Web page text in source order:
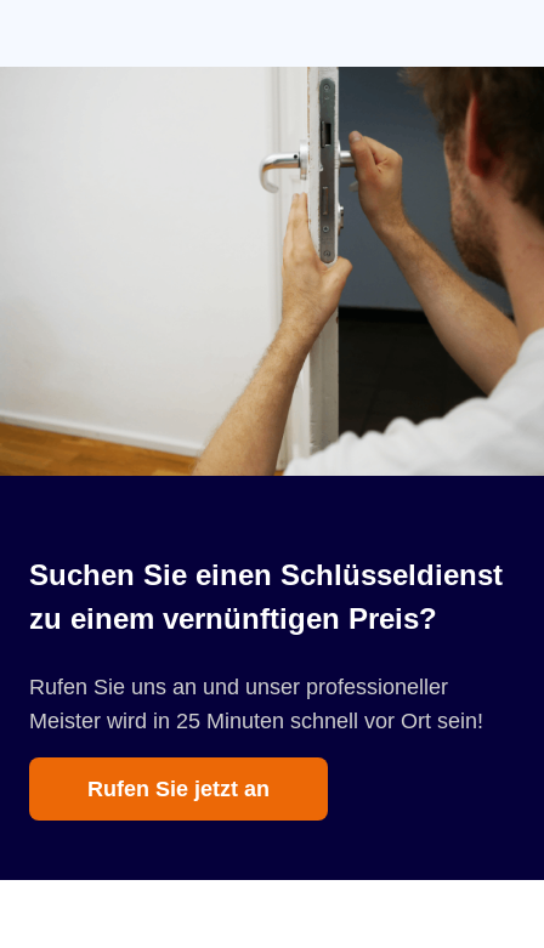
Suchen Sie einen Schlüsseldienst
zu einem vernünftigen Preis?
Rufen Sie uns an und unser professioneller
Meister wird in 25 Minuten schnell vor Ort sein!
Rufen Sie jetzt an